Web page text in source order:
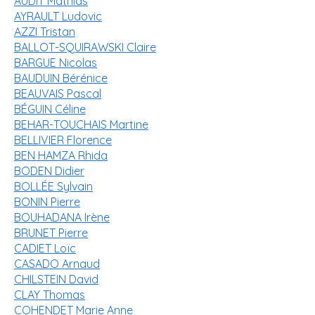
AYRAULT Ludovic
AZZI Tristan
BALLOT-SQUIRAWSKI Claire
BARGUE Nicolas
BAUDUIN Bérénice
BEAUVAIS Pascal
BÉGUIN Céline
BEHAR-TOUCHAIS Martine
BELLIVIER Florence
BEN HAMZA Rhida
BODEN Didier
BOLLÉE Sylvain
BONIN Pierre
BOUHADANA Irène
BRUNET Pierre
CADIET Loïc
CASADO Arnaud
CHILSTEIN David
CLAY Thomas
COHENDET Marie Anne